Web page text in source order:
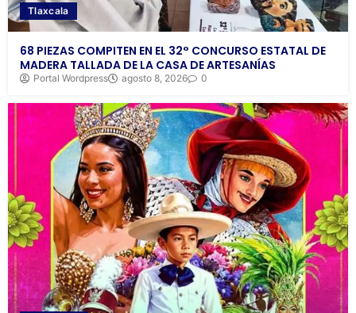
Tlaxcala
68 PIEZAS COMPITEN EN EL 32° CONCURSO ESTATAL DE
MADERA TALLADA DE LA CASA DE ARTESANÍAS
Portal Wordpress agosto 8, 2026 0